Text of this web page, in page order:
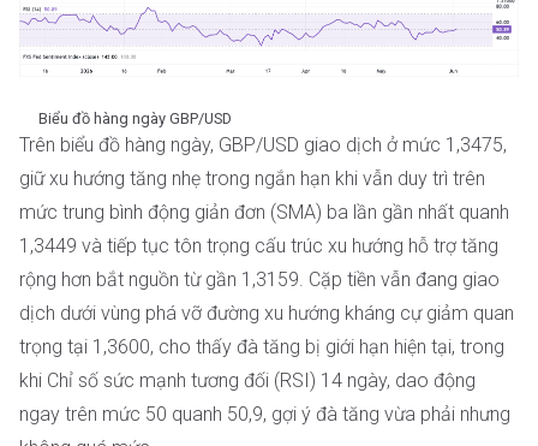
Biểu đồ hàng ngày GBP/USD
Trên biểu đồ hàng ngày, GBP/USD giao dịch ở mức 1,3475,
giữ xu hướng tăng nhẹ trong ngắn hạn khi vẫn duy trì trên
mức trung bình động giản đơn (SMA) ba lần gần nhất quanh
1,3449 và tiếp tục tôn trọng cấu trúc xu hướng hỗ trợ tăng
rộng hơn bắt nguồn từ gần 1,3159. Cặp tiền vẫn đang giao
dịch dưới vùng phá vỡ đường xu hướng kháng cự giảm quan
trọng tại 1,3600, cho thấy đà tăng bị giới hạn hiện tại, trong
khi Chỉ số sức mạnh tương đối (RSI) 14 ngày, dao động
ngay trên mức 50 quanh 50,9, gợi ý đà tăng vừa phải nhưng